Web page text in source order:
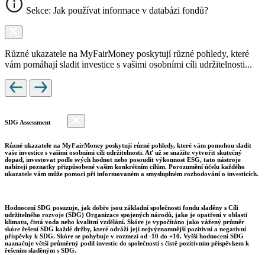
Sekce: Jak používat informace v databázi fondů?
Různé ukazatele na MyFairMoney poskytují různé pohledy, které
vám pomáhají sladit investice s vašimi osobními cíli udržitelnosti...
SDG Assessment
Různé ukazatele na MyFairMoney poskytují různé pohledy, které vám pomohou sladit
vaše investice s vašimi osobními cíli udržitelnosti. Ať už se snažíte vytvořit skutečný
dopad, investovat podle svých hodnot nebo posoudit výkonnost ESG, tato nástroje
nabízejí poznatky přizpůsobené vašim konkrétním cílům. Porozumění účelu každého
ukazatele vám může pomoci při informovaném a smysluplném rozhodování o investicích.
Hodnocení SDG posuzuje, jak dobře jsou základní společnosti fondu sladěny s Cíli
udržitelného rozvoje (SDG) Organizace spojených národů, jako je opatření v oblasti
klimatu, čistá voda nebo kvalitní vzdělání. Skóre je vypočítáno jako vážený průměr
skóre řešení SDG každé držby, které odráží její nejvýznamnější pozitivní a negativní
příspěvky k SDG. Skóre se pohybuje v rozmezí od -10 do +10. Vyšší hodnocení SDG
naznačuje větší průměrný podíl investic do společností s čistě pozitivním příspěvkem k
řešením sladěným s SDG.